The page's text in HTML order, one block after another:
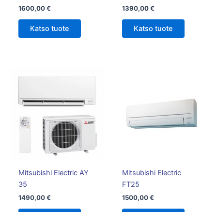
1600,00€
Katso tuote
1390,00€
Katso tuote
Mitsubishi Electric AY
35
1490,00€
Mitsubishi Electric
FT25
1500,00€